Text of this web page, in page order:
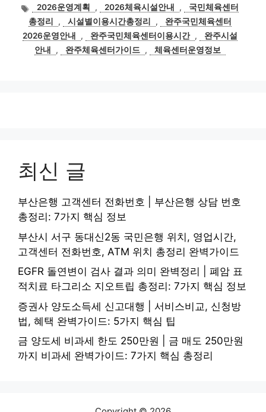
태
그
2026운영계획 , 2026체육시설안내 ,
국민체육센터
총정리
, 시설별이용시간총정리 ,
완주국민체육센터
2026운영안내
, 완주국민체육센터이용시간 ,
완주시설
안내
, 완주체육센터가이드 , 체육센터운영정보
최신 글
부산은행 고객센터 전화번호 | 부산은행 상담 번호
총정리: 7가지 핵심 정보
부산시 서구 동대신2동 국민은행 위치, 영업시간,
고객센터 전화번호, ATM 위치 총정리 완벽가이드
EGFR 돌연변이 검사 결과 의미 완벽정리 | 폐암 표
적치료 타그리소 지오트립 총정리: 7가지 핵심 정보
증권사 양도소득세 신고대행 | 서비스비교, 신청방
법, 혜택 완벽가이드: 5가지 핵심 팁
금 양도세 비과세 한도 250만원 | 금 매도 250만원
까지 비과세 완벽가이드: 7가지 핵심 총정리